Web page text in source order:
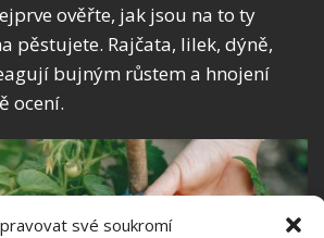
své soukromí
ověřte, jak jsou na to ty
pěstujete. Rajčata, lilek, dýně,
bujným růstem a hnojení
ocení.